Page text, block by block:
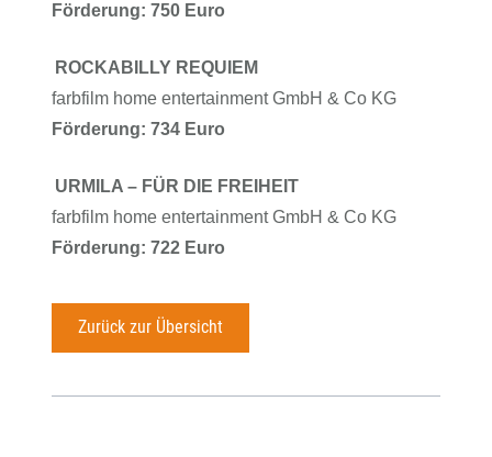
Förderung: 750 Euro
ROCKABILLY REQUIEM
farbfilm home entertainment GmbH & Co KG
Förderung: 734 Euro
URMILA – FÜR DIE FREIHEIT
farbfilm home entertainment GmbH & Co KG
Förderung: 722 Euro
Zurück zur Übersicht